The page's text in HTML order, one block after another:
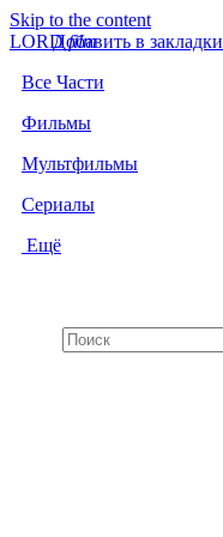
Skip to the content
LORDfilm
Все Части
Фильмы
Мультфильмы
Сериалы
Ещё
Добавить в закладки